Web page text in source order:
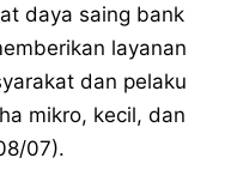
daya saing bank
layanan
dan pelaku
mikro, kecil, dan
07).